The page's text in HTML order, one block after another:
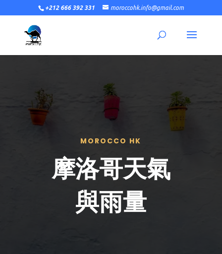
+212 666 392 331 moroccohk.info@gmail.com
MOROCCO HK
摩洛哥天氣
與雨量